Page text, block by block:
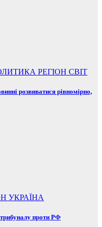
РЕГІОН СВІТ
розвиватися рівномірно,
УКРАЇНА
проти РФ